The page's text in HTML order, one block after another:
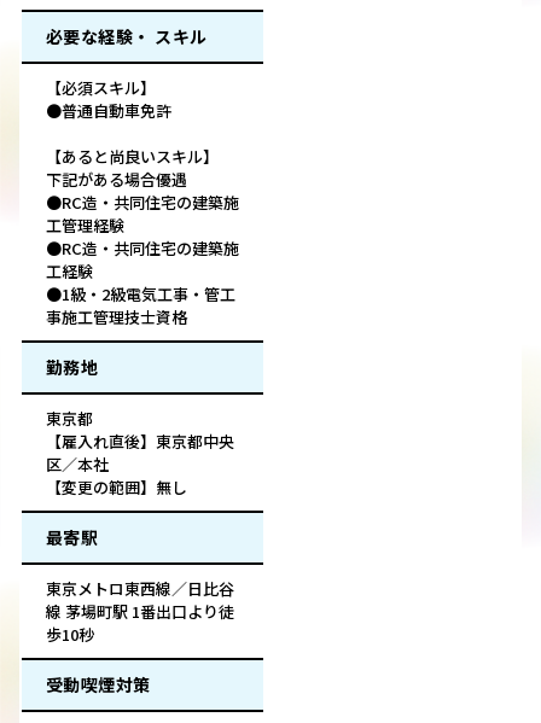
必要な経験・ スキル
【必須スキル】
●普通自動車免許
【あると尚良いスキル】
下記がある場合優遇
●RC造・共同住宅の建築施
工管理経験
●RC造・共同住宅の建築施
工経験
●1級・2級電気工事・管工
事施工管理技士資格
勤務地
東京都
【雇入れ直後】東京都中央
区／本社
【変更の範囲】無し
最寄駅
東京メトロ東西線／日比谷
線 茅場町駅 1番出口より徒
歩10秒
受動喫煙対策